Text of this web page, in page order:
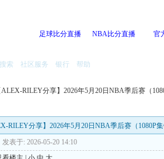
足球比分直播 NBA比分直播 官
搜索 社区服务 银行 帮助
ALEX-RILEY分享】2026年5月20日NBA季后赛（
RILEY分享】2026年5月20日NBA季后赛（1080P集
发表于: 2026-05-20 14:10